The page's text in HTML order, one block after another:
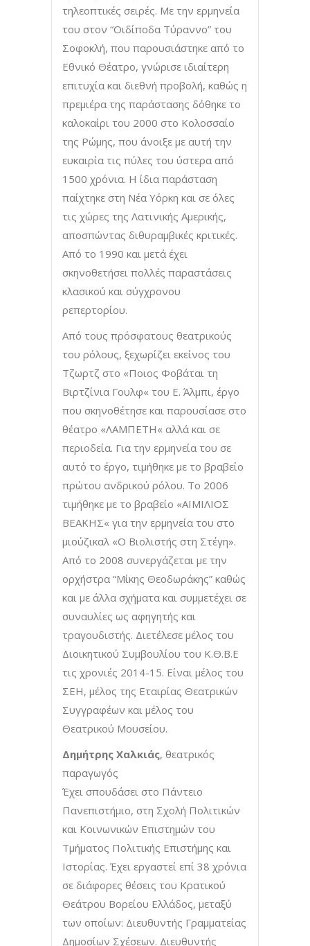
τηλεοπτικές σειρές. Με την ερμηνεία
του στον “Οιδίποδα Τύραννο” του
Σοφοκλή, που παρουσιάστηκε από το
Εθνικό Θέατρο, γνώρισε ιδιαίτερη
επιτυχία και διεθνή προβολή, καθώς η
πρεμιέρα της παράστασης δόθηκε το
καλοκαίρι του 2000 στο Κολοσσαίο
της Ρώμης, που άνοιξε με αυτή την
ευκαιρία τις πύλες του ύστερα από
1500 χρόνια. Η ίδια παράσταση
παίχτηκε στη Νέα Υόρκη και σε όλες
τις χώρες της Λατινικής Αμερικής,
αποσπώντας διθυραμβικές κριτικές.
Από το 1990 και μετά έχει
σκηνοθετήσει πολλές παραστάσεις
κλασικού και σύγχρονου
ρεπερτορίου.
Από τους πρόσφατους θεατρικούς
του ρόλους, ξεχωρίζει εκείνος του
Τζωρτζ στο «Ποιος Φοβάται τη
Βιρτζίνια Γουλφ« του Ε. Άλμπι, έργο
που σκηνοθέτησε και παρουσίασε στο
θέατρο «ΛΑΜΠΕΤΗ« αλλά και σε
περιοδεία. Για την ερμηνεία του σε
αυτό το έργο, τιμήθηκε με το βραβείο
πρώτου ανδρικού ρόλου. Το 2006
τιμήθηκε με το βραβείο «ΑΙΜΙΛΙΟΣ
ΒΕΑΚΗΣ« για την ερμηνεία του στο
μιούζικαλ «Ο Βιολιστής στη Στέγη».
Από το 2008 συνεργάζεται με την
ορχήστρα “Μίκης Θεοδωράκης” καθώς
και με άλλα σχήματα και συμμετέχει σε
συναυλίες ως αφηγητής και
τραγουδιστής. Διετέλεσε μέλος του
Διοικητικού Συμβουλίου του Κ.Θ.Β.Ε
τις χρονιές 2014-15. Είναι μέλος του
ΣΕΗ, μέλος της Εταιρίας Θεατρικών
Συγγραφέων και μέλος του
Θεατρικού Μουσείου.
Δημήτρης Χαλκιάς, θεατρικός
παραγωγός
Έχει σπουδάσει στο Πάντειο
Πανεπιστήμιο, στη Σχολή Πολιτικών
και Κοινωνικών Επιστημών του
Τμήματος Πολιτικής Επιστήμης και
Ιστορίας. Έχει εργαστεί επί 38 χρόνια
σε διάφορες θέσεις του Κρατικού
Θεάτρου Βορείου Ελλάδος, μεταξύ
των οποίων: Διευθυντής Γραμματείας
Δημοσίων Σχέσεων. Διευθυντής